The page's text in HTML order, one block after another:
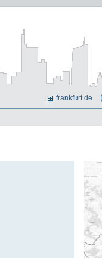
frankfurt.de